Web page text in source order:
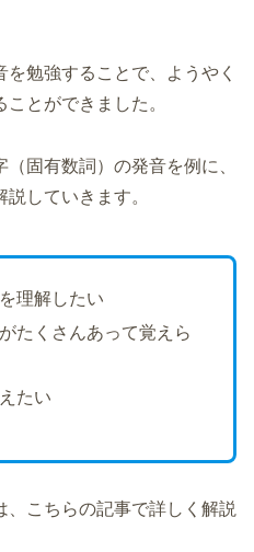
勉強することで、ようやく
とができました。
固有数詞）の発音を例に、
していきます。
理解したい
たくさんあって覚えら
たい
、こちらの記事で詳しく解説